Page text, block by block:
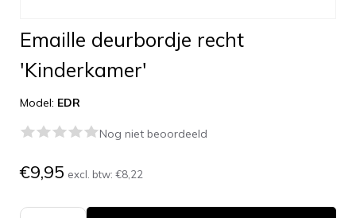
Emaille deurbordje recht
'Kinderkamer'
Model: EDR
Nog niet beoordeeld
€9,95 excl. btw: €8,22